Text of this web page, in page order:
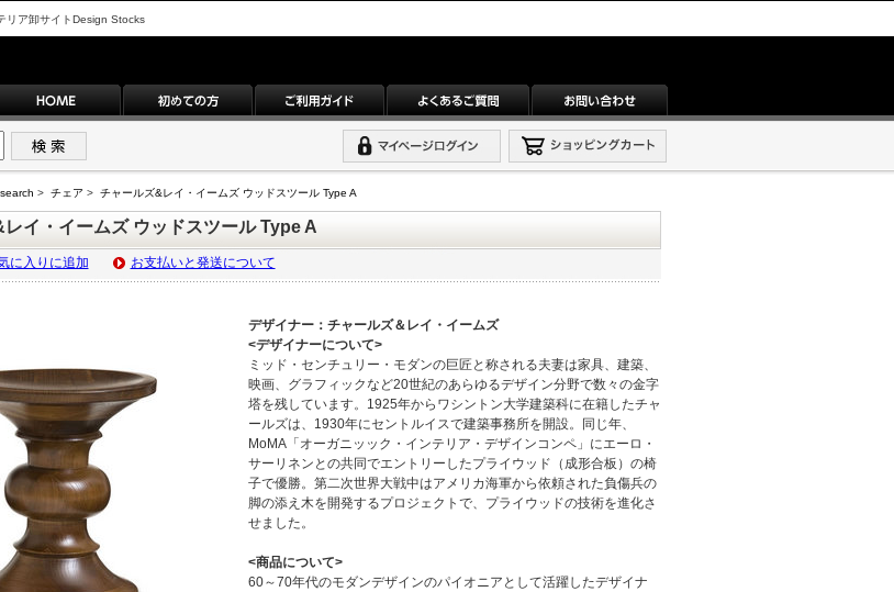
リア卸サイトDesign Stocks
> チェア > チャールズ&レイ・イームズ ウッドスツール Type A
イ・イームズ ウッドスツール Type A
に入りに追加 お支払いと発送について
デザイナー：チャールズ＆レイ・イームズ
<デザイナーについて>
ミッド・センチュリー・モダンの巨匠と称される夫妻は家具、建築、
映画、グラフィックなど20世紀のあらゆるデザイン分野で数々の金字
塔を残しています。1925年からワシントン大学建築科に在籍したチャ
ールズは、1930年にセントルイスで建築事務所を開設。同じ年、
MoMA「オーガニッック・インテリア・デザインコンペ」にエーロ・
サーリネンとの共同でエントリーしたプライウッド（成形合板）の椅
子で優勝。第二次世界大戦中はアメリカ海軍から依頼された負傷兵の
脚の添え木を開発するプロジェクトで、プライウッドの技術を進化さ
せました。
<商品について>
60～70年代のモダンデザインのパイオニアとして活躍したデザイナ